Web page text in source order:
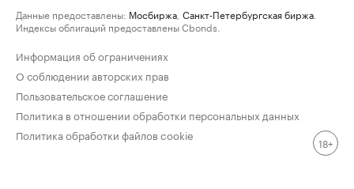
Данные предоставлены: Мосбиржа Санкт-Петербургская биржа
Индексы облигаций предоставлены Cbonds.
Информация об ограничениях
О соблюдении авторских прав
Пользовательское соглашение
Политика в отношении обработки персональных данных
Политика обработки файлов cookie
18+